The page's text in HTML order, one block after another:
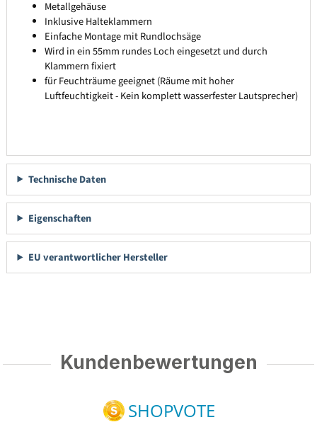
Metallgehäuse
Inklusive Halteklammern
Einfache Montage mit Rundlochsäge
Wird in ein 55mm rundes Loch eingesetzt und durch
Klammern fixiert
für Feuchträume geeignet (Räume mit hoher
Luftfeuchtigkeit - Kein komplett wasserfester Lautsprecher)
Technische Daten
Eigenschaften
EU verantwortlicher Hersteller
Kundenbewertungen